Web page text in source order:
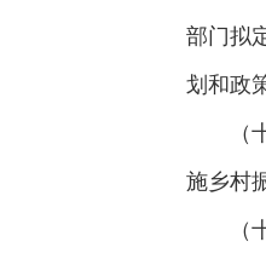
部门拟
划和政
施乡村